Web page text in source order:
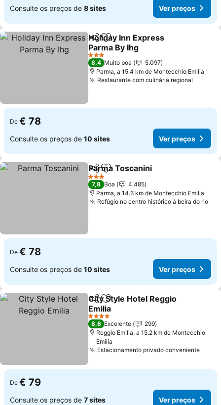
Consulte os preços de 8 sites Ver preços
PartilharAdicionar aos favoritos
Holiday Inn Express
Parma By Ihg
3 Estrelas
8,4 Muito boa
5.097
Parma, a 15.4 km de Montecchio Emilia
Restaurante com culinária regional
De € 78
Consulte os preços de 10 sites Ver preços
PartilharAdicionar aos favoritos
Parma Toscanini
3 Estrelas
7,8 Boa
4.485
Parma, a 14.6 km de Montecchio Emilia
Refúgio no centro histórico à beira do rio
De € 78
Consulte os preços de 10 sites Ver preços
PartilharAdicionar aos favoritos
City Style Hotel Reggio
Emilia
4 Estrelas
8,6 Excelente
299
Reggio Emilia, a 15.2 km de Montecchio
Emilia
Estacionamento privado conveniente
De € 79
Consulte os preços de 7 sites Ver preços